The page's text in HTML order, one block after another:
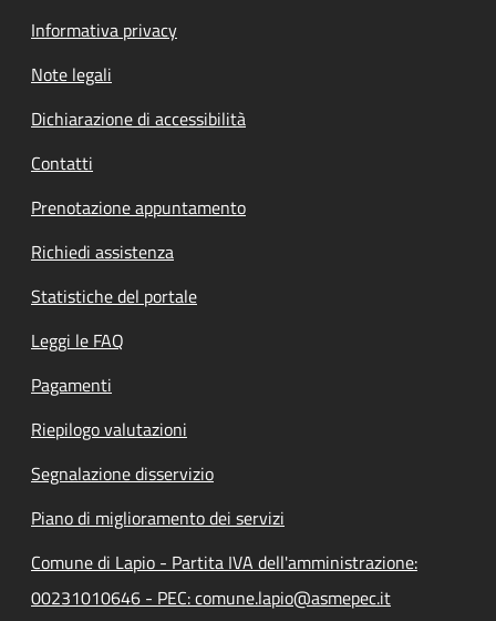
Informativa privacy
Note legali
Dichiarazione di accessibilità
Contatti
Prenotazione appuntamento
Richiedi assistenza
Statistiche del portale
Leggi le FAQ
Pagamenti
Riepilogo valutazioni
Segnalazione disservizio
Piano di miglioramento dei servizi
Comune di Lapio - Partita IVA dell'amministrazione:
00231010646 - PEC: comune.lapio@asmepec.it